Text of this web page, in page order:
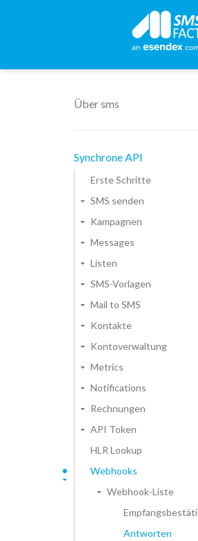
Über sms
Synchrone API
Erste Schritte
SMS senden
Kampagnen
Messages
Listen
SMS-Vorlagen
Mail to SMS
Kontakte
Kontoverwaltung
Metrics
Notifications
Rechnungen
API Token
HLR Lookup
Webhooks
Webhook-Liste
Antworten